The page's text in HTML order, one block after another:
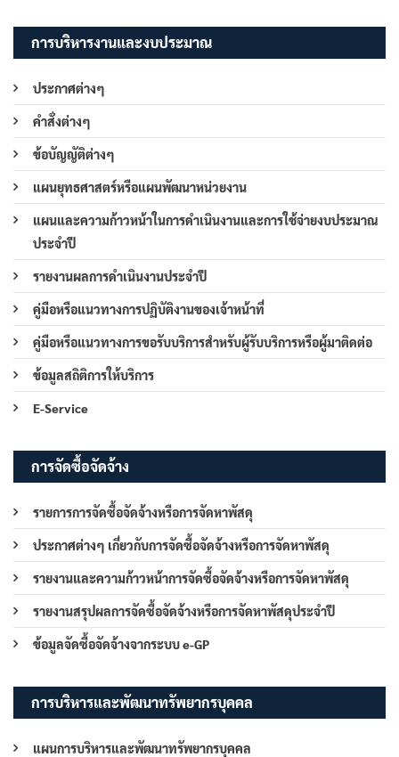
การบริหารงานและงบประมาณ
ประกาศต่างๆ
คำสั่งต่างๆ
ข้อบัญญัติต่างๆ
แผนยุทธศาสตร์หรือแผนพัฒนาหน่วยงาน
แผนและความก้าวหน้าในการดำเนินงานและการใช้จ่ายงบประมาณ
ประจำปี
รายงานผลการดำเนินงานประจำปี
คู่มือหรือแนวทางการปฏิบัติงานของเจ้าหน้าที่
คู่มือหรือแนวทางการขอรับบริการสำหรับผู้รับบริการหรือผู้มาติดต่อ
ข้อมูลสถิติการให้บริการ
E-Service
การจัดซื้อจัดจ้าง
รายการการจัดซื้อจัดจ้างหรือการจัดหาพัสดุ
ประกาศต่างๆ เกี่ยวกับการจัดซื้อจัดจ้างหรือการจัดหาพัสดุ
รายงานและความก้าวหน้าการจัดซื้อจัดจ้างหรือการจัดหาพัสดุ
รายงานสรุปผลการจัดซื้อจัดจ้างหรือการจัดหาพัสดุประจำปี
ข้อมูลจัดซื้อจัดจ้างจากระบบ e-GP
การบริหารและพัฒนาทรัพยากรบุคคล
แผนการบริหารและพัฒนาทรัพยากรบุคคล